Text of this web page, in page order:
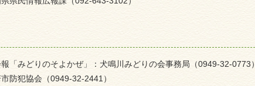
「みどりのそよかぜ」：犬鳴川みどりの会事務局（0949-32-0773）
防犯協会（0949-32-2441）